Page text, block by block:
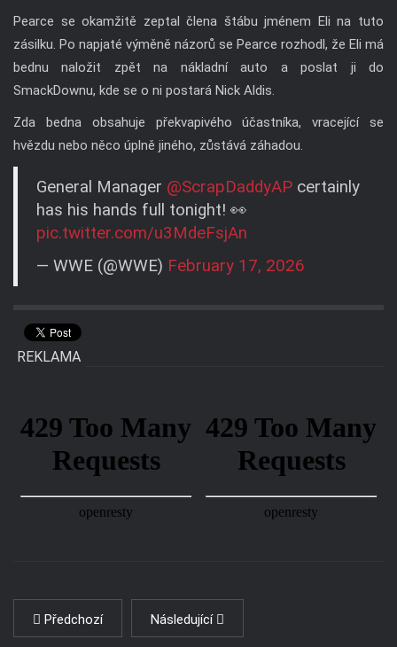
Pearce se okamžitě zeptal člena štábu jménem Eli na tuto
zásilku. Po napjaté výměně názorů se Pearce rozhodl, že Eli má
bednu naložit zpět na nákladní auto a poslat ji do
SmackDownu, kde se o ni postará Nick Aldis.
Zda bedna obsahuje překvapivého účastníka, vracející se
hvězdu nebo něco úplně jiného, zůstává záhadou.
General Manager @ScrapDaddyAP certainly
has his hands full tonight! 👀
pic.twitter.com/u3MdeFsjAn
— WWE (@WWE) February 17, 2026
REKLAMA
Předchozí Následující